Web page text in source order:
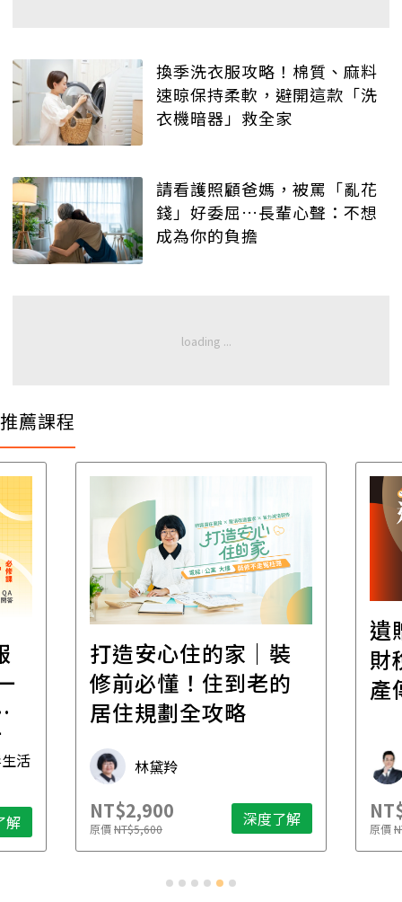
換季洗衣服攻略！棉質、麻料
速晾保持柔軟，避開這款「洗
衣機暗器」救全家
請看護照顧爸媽，被罵「亂花
錢」好委屈…長輩心聲：不想
成為你的負擔
推薦課程
活
解
打造安心住的家｜裝
修前必懂！住到老的
居住規劃全攻略
林黛羚
NT$2,900
原價NT$5,600 深度了解
遺
財
產
原價